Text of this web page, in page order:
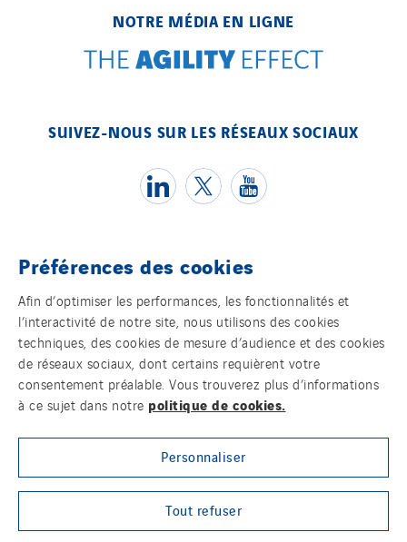
NOTRE MÉDIA EN LIGNE
SUIVEZ-NOUS SUR LES RÉSEAUX SOCIAUX
Témoins
Mentions légales
Politique de confidentialité des données
Contact
Plan d’accessibilité 2026-2029 | Instech
Télécommunication – Axians Canada
Sites du groupe
Nordic countries
Norway
Romania
Switzerland
United Kingdom
Préférences des cookies
Afin d’optimiser les performances, les fonctionnalités et
l’interactivité de notre site, nous utilisons des cookies
techniques, des cookies de mesure d’audience et des cookies
de réseaux sociaux, dont certains requièrent votre
consentement préalable. Vous trouverez plus d’informations
à ce sujet dans notre politique de cookies.
Personnaliser
Tout refuser